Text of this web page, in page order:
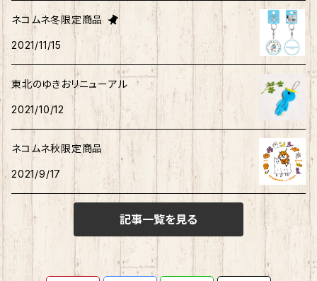
タキシードサム
こぎみゅん
ウィッシュミーメル
リトルツインスターズ
あひるのペックル
おさるのもんきち
マロンクリーム
旅するマメしば
旅カワウソ・しばいぬ
むすび丸
秋田犬
ご当地ハムスター
しばっころ
ポプテピピック
キティ
ネコムネandシバ
ご当地ハムスター
ネコムネandシバ
ネコムネ
ゆきお
おそ松さん
サンリオキャラクター他
わさお
ネコムネandシバ
パーカー・トレーナー
ステッカー
ピンバッチ
御朱印帳
ノート
缶バッチ
消しゴム
スライド缶
その他雑貨
ホヤぼーや
ボクサーパンツ
マスク
アクリルスタンド
ネコムネ冬限定商品
2021/11/15
東北のゆきおリニューアル
2021/10/12
ネコムネ秋限定商品
2021/9/17
記事一覧を見る